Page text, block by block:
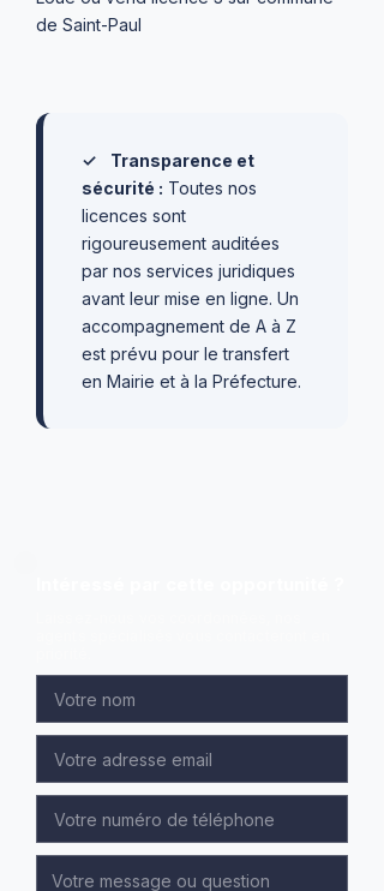
de Saint-Paul
✓
Transparence et
sécurité : Toutes nos
licences sont
rigoureusement auditées
par nos services juridiques
avant leur mise en ligne. Un
accompagnement de A à Z
est prévu pour le transfert
en Mairie et à la Préfecture.